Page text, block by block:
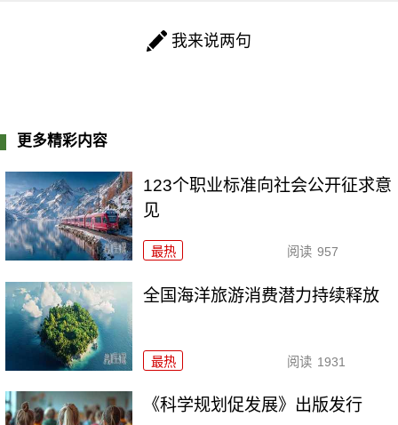
我来说两句
更多精彩内容
123个职业标准向社会公开征求意
见
最热 阅读 957
全国海洋旅游消费潜力持续释放
最热 阅读 1931
《科学规划促发展》出版发行